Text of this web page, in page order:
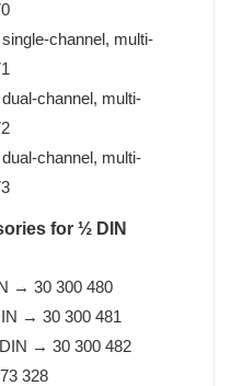
channel, multi-
channel, multi-
channel, multi-
for ½ DIN
→ 30 300 480
→ 30 300 481
→ 30 300 482
328